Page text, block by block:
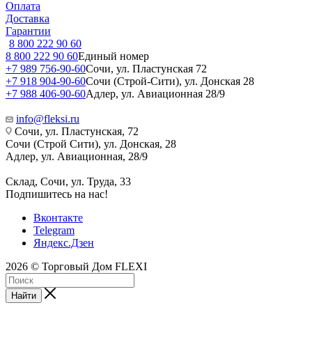
Оплата
Доставка
Гарантии
8 800 222 90 60
8 800 222 90 60Единый номер
+7 989 756-90-60Сочи, ул. Пластунская 72
+7 918 904-90-60Сочи (Строй-Сити), ул. Донская 28
+7 988 406-90-60Адлер, ул. Авиационная 28/9
info@fleksi.ru
Сочи, ул. Пластунская, 72
Сочи (Строй Сити), ул. Донская, 28
Адлер, ул. Авиационная, 28/9
Склад, Сочи, ул. Труда, 33
Подпишитесь на нас!
Вконтакте
Telegram
Яндекс.Дзен
2026 © Торговый Дом FLEXI
Найти